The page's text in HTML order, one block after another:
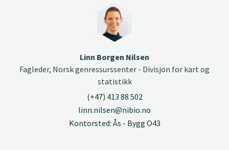
Linn Borgen Nilsen
Fagleder, Norsk genressurssenter - Divisjon for kart og
statistikk
(+47) 413 88 502
linn.nilsen@nibio.no
Kontorsted: Ås - Bygg O43